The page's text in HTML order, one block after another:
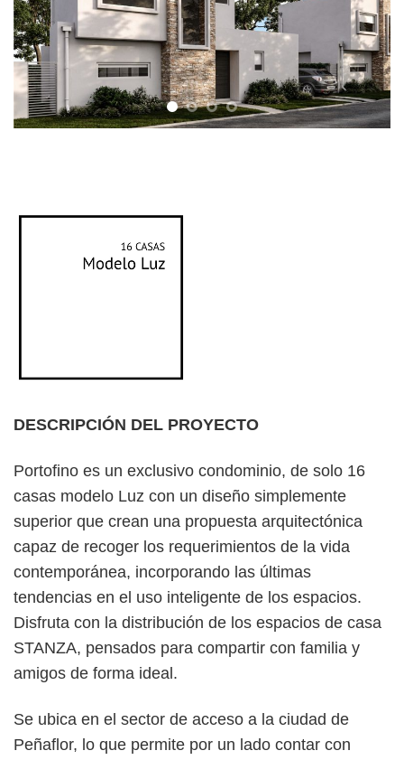
DESCRIPCIÓN DEL PROYECTO
Portofino es un exclusivo condominio, de solo 16
casas modelo Luz con un diseño simplemente
superior que crean una propuesta arquitectónica
capaz de recoger los requerimientos de la vida
contemporánea, incorporando las últimas
tendencias en el uso inteligente de los espacios.
Disfruta con la distribución de los espacios de casa
STANZA, pensados para compartir con familia y
amigos de forma ideal.
Se ubica en el sector de acceso a la ciudad de
Peñaflor, lo que permite por un lado contar con